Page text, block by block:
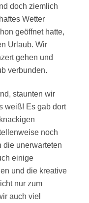
doch ziemlich
Wetter
geöffnet hatte,
Urlaub. Wir
gehen und
verbunden.
staunten wir
weiß! Es gab dort
noch
die unerwarteten
einige
und die kreative
nur zum
auch viel